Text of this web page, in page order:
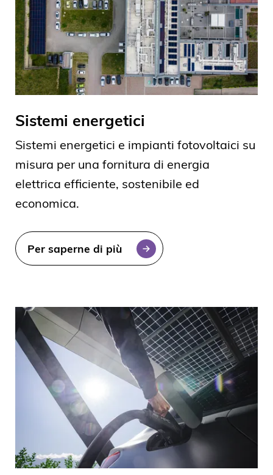
Sistemi energetici
Sistemi energetici e impianti fotovoltaici su
misura per una fornitura di energia
elettrica efficiente, sostenibile ed
economica.
Per saperne di più